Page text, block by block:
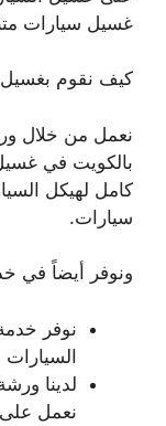
غسيل سيارات
كيف نقوم بغسيل
نعمل من خلال
بالكويت في
كامل لهيكل
سيارات.
ونوفر أيضاً في
نوفر
السيارات
لدينا
نعمل